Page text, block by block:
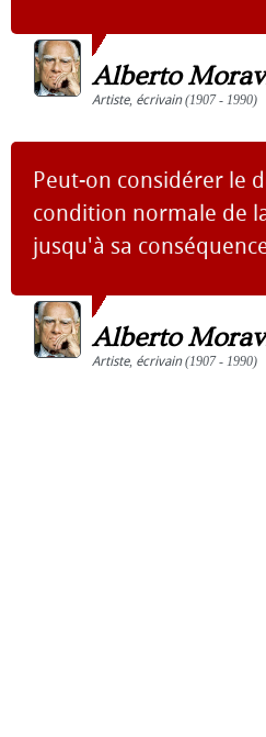
Alberto
Artiste, écrivain(1907 - 1990)
Peut-on considérer le
condition normale de
jusqu'à sa
Alberto
Artiste, écrivain(1907 - 1990)